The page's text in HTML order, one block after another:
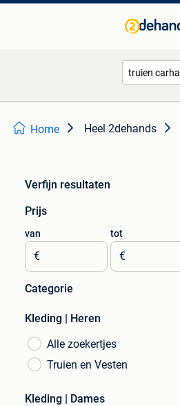
Home Heel 2dehands
Verfijn resultaten
Prijs
van
€
tot
€
Categorie
Kleding | Heren
Alle zoekertjes
Truien en Vesten
Kleding | Dames